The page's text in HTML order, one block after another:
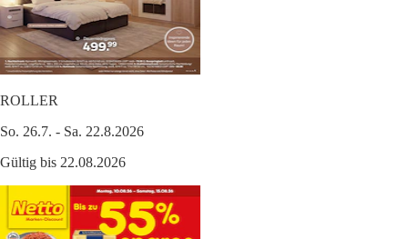
ROLLER
So. 26.7. - Sa. 22.8.2026
Gültig bis 22.08.2026